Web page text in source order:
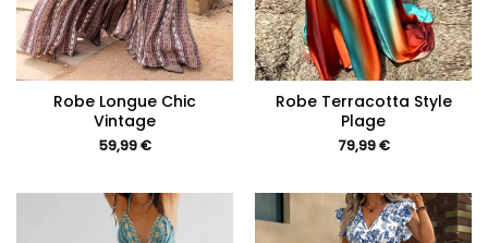
Robe Longue Chic
Vintage
59,99€
Robe Terracotta Style
Plage
79,99€